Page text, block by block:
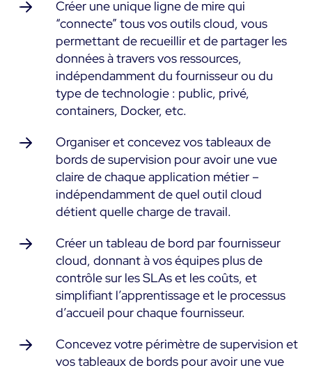
Créer une unique ligne de mire qui
“connecte” tous vos outils cloud, vous
permettant de recueillir et de partager les
données à travers vos ressources,
indépendamment du fournisseur ou du
type de technologie : public, privé,
containers, Docker, etc.
Organiser et concevez vos tableaux de
bords de supervision pour avoir une vue
claire de chaque application métier –
indépendamment de quel outil cloud
détient quelle charge de travail.
Créer un tableau de bord par fournisseur
cloud, donnant à vos équipes plus de
contrôle sur les SLAs et les coûts, et
simplifiant l’apprentissage et le processus
d’accueil pour chaque fournisseur.
Concevez votre périmètre de supervision et
vos tableaux de bords pour avoir une vue